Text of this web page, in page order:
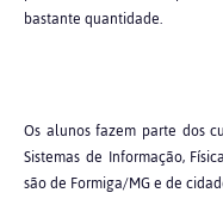
bastante quantidade.
Os alunos fazem parte dos
Sistemas de Informação,
são de Formiga/MG e de